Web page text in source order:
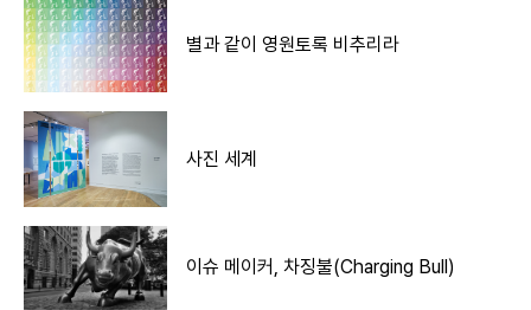
별과 같이 영원토록 비추리라
사진 세계
이슈 메이커, 차징불(Charging Bull)